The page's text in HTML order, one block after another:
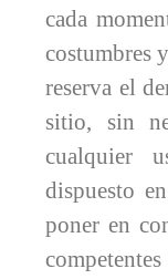
cada
costumbres
reserva el
sitio, sin
cualquier
dispuesto
poner en